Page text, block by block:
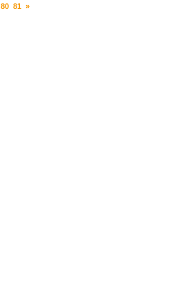
80 81 »